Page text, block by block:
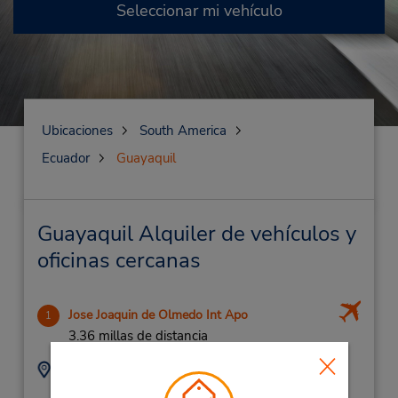
Seleccionar mi vehículo
Ubicaciones
South America
Ecuador
Guayaquil
Guayaquil Alquiler de vehículos y
oficinas cercanas
1 Jose Joaquin de Olmedo Int Apo
3.36 millas de distancia
Dirección:
23822340